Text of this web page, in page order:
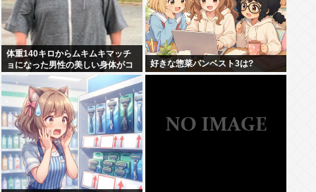
体重140キロからムキムキマッチ
ョになった男性の美しい身体がコ
チラ！！！
好きな惣菜パンベスト3は?